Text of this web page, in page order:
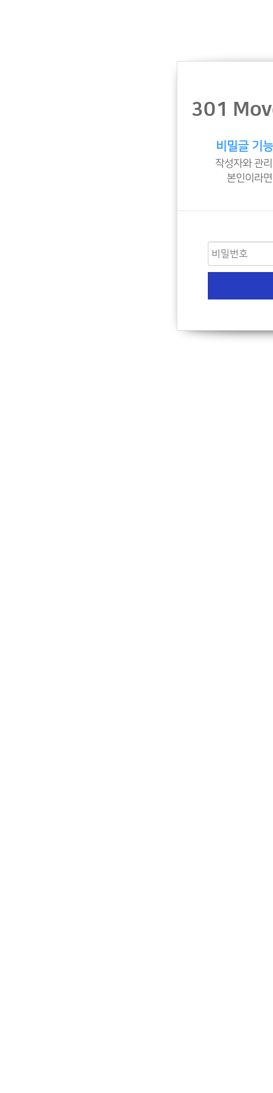
301
비밀글 기
작성자와 관
본인이라